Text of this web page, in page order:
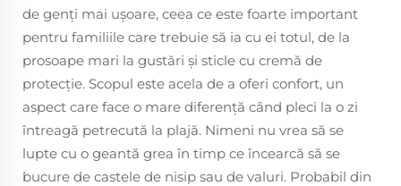
de genți mai ușoare, ceea ce este foarte important
pentru familiile care trebuie să ia cu ei totul, de la
prosoape mari la gustări și sticle cu cremă de
protecție. Scopul este acela de a oferi confort, un
aspect care face o mare diferență când pleci la o zi
întreagă petrecută la plajă. Nimeni nu vrea să se
lupte cu o geantă grea în timp ce încearcă să se
bucure de castele de nisip sau de valuri. Probabil din